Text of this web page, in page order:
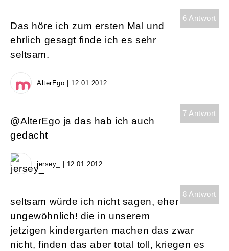
6 Antwort
Das höre ich zum ersten Mal und
ehrlich gesagt finde ich es sehr
seltsam.
AlterEgo | 12.01.2012
7 Antwort
@AlterEgo ja das hab ich auch
gedacht
jersey_ | 12.01.2012
8 Antwort
seltsam würde ich nicht sagen, eher
ungewöhnlich! die in unserem
jetzigen kindergarten machen das zwar
nicht, finden das aber total toll, kriegen es